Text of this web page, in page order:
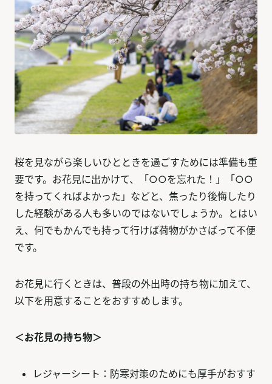
桜を見ながら楽しいひとときを過ごすためには準備も重
要です。お花見に出かけて、「○○を忘れた！」「○○
を持ってくればよかった」などと、焦ったり後悔したり
した経験がある人も多いのではないでしょうか。とはい
え、何でもかんでも持って行けば荷物がかさばって不便
です。
お花見に行くときは、普段の外出時の持ち物に加えて、
以下を用意することをおすすめします。
＜お花見の持ち物＞
レジャーシート：防寒対策のためにも厚手がおすす